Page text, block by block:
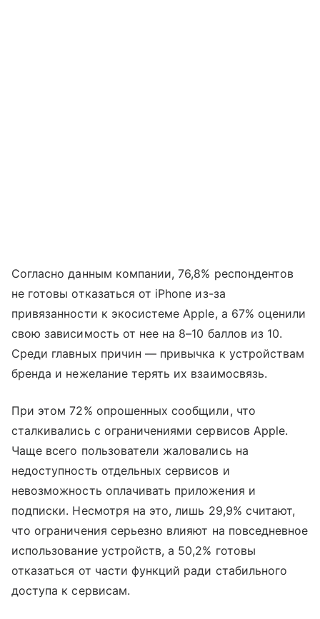
Согласно данным компании, 76,8% респондентов
не готовы отказаться от iPhone из-за
привязанности к экосистеме Apple, а 67% оценили
свою зависимость от нее на 8–10 баллов из 10.
Среди главных причин — привычка к устройствам
бренда и нежелание терять их взаимосвязь.
При этом 72% опрошенных сообщили, что
сталкивались с ограничениями сервисов Apple.
Чаще всего пользователи жаловались на
недоступность отдельных сервисов и
невозможность оплачивать приложения и
подписки. Несмотря на это, лишь 29,9% считают,
что ограничения серьезно влияют на повседневное
использование устройств, а 50,2% готовы
отказаться от части функций ради стабильного
доступа к сервисам.